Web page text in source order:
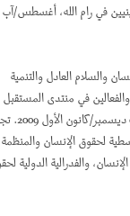
رام الله، أغسطس/آب
العادل والتنمية
في منتدى المستقبل
[اجتماع قمة الثمانية الكبار ووزراء الخارجية العرب]، 8 و9 ديسمبر/كانون الأول 2009. تجمع
لحقوق الإنسان والمنظمة
والفدرالية الدولية لحقوق